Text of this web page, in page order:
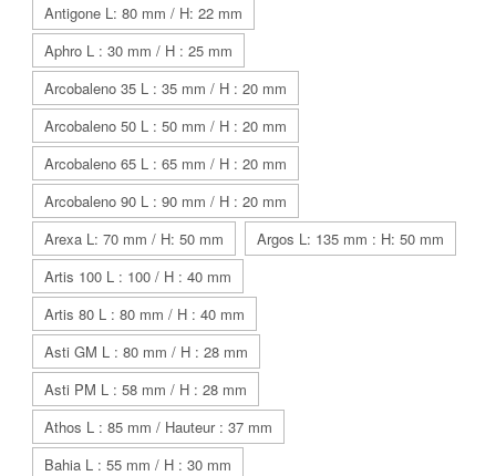
Antigone L: 80 mm / H: 22 mm
Aphro L : 30 mm / H : 25 mm
Arcobaleno 35 L : 35 mm / H : 20 mm
Arcobaleno 50 L : 50 mm / H : 20 mm
Arcobaleno 65 L : 65 mm / H : 20 mm
Arcobaleno 90 L : 90 mm / H : 20 mm
Arexa L: 70 mm / H: 50 mm
Argos L: 135 mm : H: 50 mm
Artis 100 L : 100 / H : 40 mm
Artis 80 L : 80 mm / H : 40 mm
Asti GM L : 80 mm / H : 28 mm
Asti PM L : 58 mm / H : 28 mm
Athos L : 85 mm / Hauteur : 37 mm
Bahia L : 55 mm / H : 30 mm